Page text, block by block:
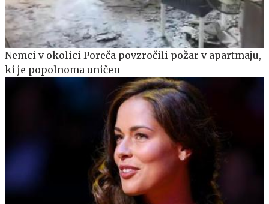
Nemci v okolici Poreča povzročili požar v apartmaju,
ki je popolnoma uničen